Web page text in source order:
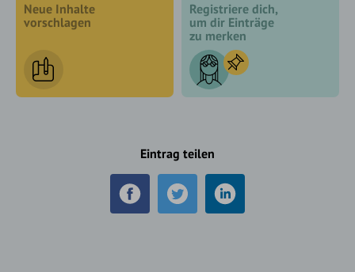
Neue Inhalte
vorschlagen
Registriere dich,
um dir Einträge
zu merken
Eintrag teilen